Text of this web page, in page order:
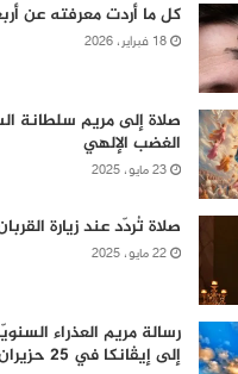
كل ما أردت معرفته عن
18 فبراير، 2026
صلاة إلى مريم سلطانة
الغضب الإلهي
23 مايو، 2025
صلاة تُردّد عند زيارة
22 مايو، 2025
رسالة مريم العذراء
إلى إيڤانكا في 25 حزيران 2024